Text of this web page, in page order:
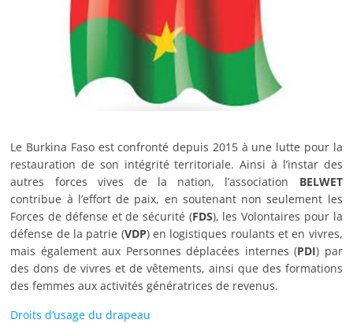
Le Burkina Faso est confronté depuis 2015 à une lutte pour la
restauration de son intégrité territoriale. Ainsi à l’instar des
autres forces vives de la nation, l’association BELWET
contribue à l’effort de paix, en soutenant non seulement les
Forces de défense et de sécurité (FDS), les Volontaires pour la
défense de la patrie (VDP) en logistiques roulants et en vivres,
mais également aux Personnes déplacées internes (PDI) par
des dons de vivres et de vêtements, ainsi que des formations
des femmes aux activités génératrices de revenus.
Droits d’usage du drapeau